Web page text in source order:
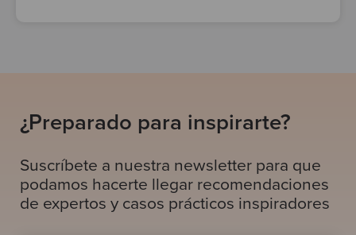
¿Preparado para inspirarte?
Suscríbete a nuestra newsletter para que
podamos hacerte llegar recomendaciones
de expertos y casos prácticos inspiradores